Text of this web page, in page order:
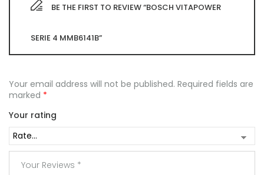
BE THE FIRST TO REVIEW “BOSCH VITAPOWER
SERIE 4 MMB6141B”
Your email address will not be published. Required fields are
marked *
Your rating